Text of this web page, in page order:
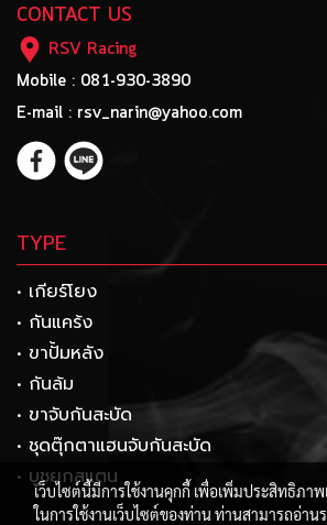
CONTACT US
RSV Racing
Mobile : 081-930-3890
E-mail : rsv_narin@yahoo.com
TYPE
• เกียร์โยง
• กันแคร้ง
• ขาปั้มหลัง
• กันล้ม
• ขาจับกันสะบัด
• ชุดตุ๊กตาแฮนจับกันสะบัด
• บูชยกสแตน
เว็บไซต์นี้มีการใช้งานคุกกี้ เพื่อเพิ่มประสิทธิภ
ในการใช้งานเว็บไซต์ของท่าน ท่านสามารถอ่าน